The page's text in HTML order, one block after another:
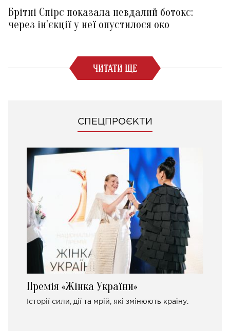
Брітні Спірс показала невдалий ботокс:
через ін'єкції у неї опустилося око
ЧИТАТИ ЩЕ
СПЕЦПРОЄКТИ
Премія «Жінка України»
Історії сили, дії та мрій, які змінюють країну.